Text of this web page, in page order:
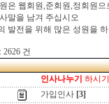
은 웹회원,준회원,정회원으
말을 남겨 주십시오
발전을 위해 많은 성원을
건
인사나누기 하시
가입인사 [3]